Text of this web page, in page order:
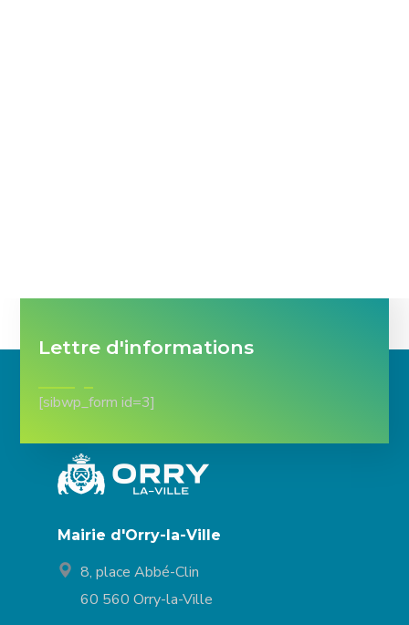
Lettre d'informations
[sibwp_form id=3]
Mairie d'Orry-la-Ville
8, place Abbé-Clin
60 560 Orry-la-Ville